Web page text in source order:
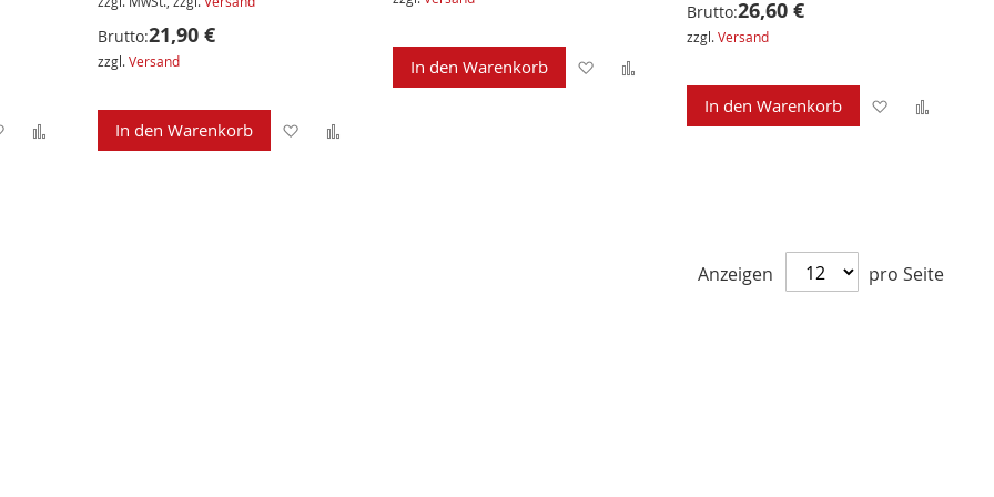
Zur
Brutto:21,90 €
zzgl.Versand
In den Warenkorb
Zur
In den Warenkorb
Zur
Vergleichsliste
Brutto:26,60 €
zzgl.Versand
In den Warenkorb
Zur
Anzeigen pro Seite